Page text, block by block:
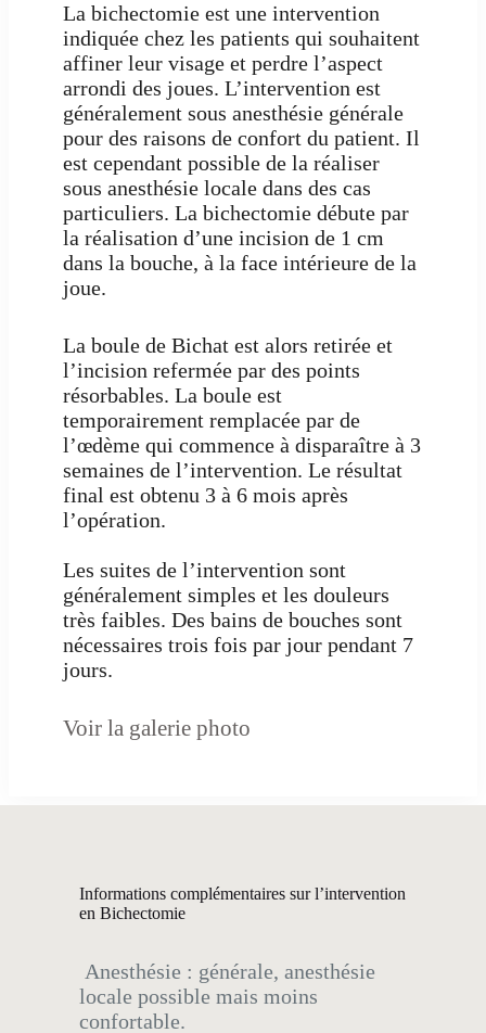
La bichectomie est une intervention
indiquée chez les patients qui souhaitent
affiner leur visage et perdre l’aspect
arrondi des joues. L’intervention est
généralement sous anesthésie générale
pour des raisons de confort du patient. Il
est cependant possible de la réaliser
sous anesthésie locale dans des cas
particuliers. La bichectomie débute par
la réalisation d’une incision de 1 cm
dans la bouche, à la face intérieure de la
joue.
La boule de Bichat est alors retirée et
l’incision refermée par des points
résorbables. La boule est
temporairement remplacée par de
l’œdème qui commence à disparaître à 3
semaines de l’intervention. Le résultat
final est obtenu 3 à 6 mois après
l’opération.
Les suites de l’intervention sont
généralement simples et les douleurs
très faibles. Des bains de bouches sont
nécessaires trois fois par jour pendant 7
jours.
Voir la galerie photo
Informations complémentaires sur l’intervention
en Bichectomie
Anesthésie : générale, anesthésie
locale possible mais moins
confortable.